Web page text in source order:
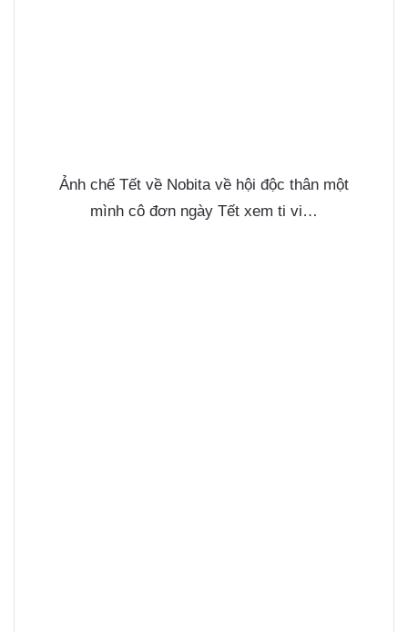
Ảnh chế Tết về Nobita về hội độc thân một
mình cô đơn ngày Tết xem ti vi…